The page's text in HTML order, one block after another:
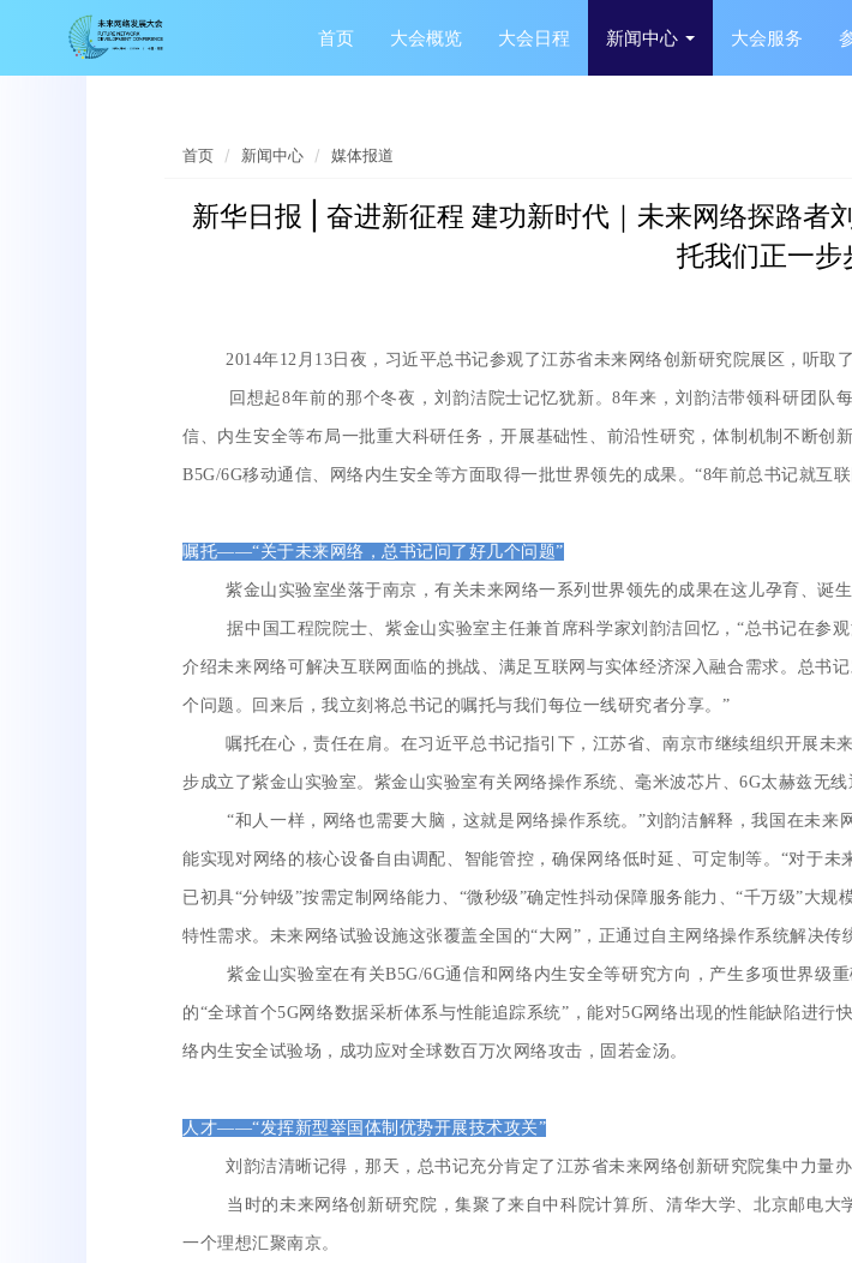
首页 大会概览 大会日程 新闻中心 大会服务
首页 新闻中心 媒体报道
新华日报 | 奋进新征程 建功新时代｜未来网络探路者
托我们正一步
2014年12月13日夜，习近平总书记参观了江苏省未来网络创新研究院展区，听取
回想起8年前的那个冬夜，刘韵洁院士记忆犹新。8年来，刘韵洁带领科研团队每
信、内生安全等布局一批重大科研任务，开展基础性、前沿性研究，体制机制不断创
B5G/6G移动通信、网络内生安全等方面取得一批世界领先的成果。“8年前总书记就互
嘱托——“关于未来网络，总书记问了好几个问题”
紫金山实验室坐落于南京，有关未来网络一系列世界领先的成果在这儿孕育、诞生
据中国工程院院士、紫金山实验室主任兼首席科学家刘韵洁回忆，“总书记在参观
介绍未来网络可解决互联网面临的挑战、满足互联网与实体经济深入融合需求。总书
个问题。回来后，我立刻将总书记的嘱托与我们每位一线研究者分享。”
嘱托在心，责任在肩。在习近平总书记指引下，江苏省、南京市继续组织开展未
步成立了紫金山实验室。紫金山实验室有关网络操作系统、毫米波芯片、6G太赫兹无
“和人一样，网络也需要大脑，这就是网络操作系统。”刘韵洁解释，我国在未来
能实现对网络的核心设备自由调配、智能管控，确保网络低时延、可定制等。“对于
已初具“分钟级”按需定制网络能力、“微秒级”确定性抖动保障服务能力、“千万级”大
特性需求。未来网络试验设施这张覆盖全国的“大网”，正通过自主网络操作系统解决传
紫金山实验室在有关B5G/6G通信和网络内生安全等研究方向，产生多项世界级重
的“全球首个5G网络数据采析体系与性能追踪系统”，能对5G网络出现的性能缺陷进
络内生安全试验场，成功应对全球数百万次网络攻击，固若金汤。
人才——“发挥新型举国体制优势开展技术攻关”
刘韵洁清晰记得，那天，总书记充分肯定了江苏省未来网络创新研究院集中力量办
当时的未来网络创新研究院，集聚了来自中科院计算所、清华大学、北京邮电大
一个理想汇聚南京。